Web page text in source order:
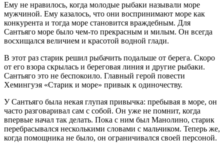
Ему не нравилось, когда молодые рыбаки называли море
мужчиной. Ему казалось, что они воспринимают море как
конкурента и тогда море становится враждебным. Для
Сантьяго море было чем-то прекрасным и милым. Он всегда
восхищался величием и красотой водной глади.
В этот раз старик решил рыбачить подальше от берега. Скоро
от его взора скрылась и береговая линия и другие рыбаки.
Сантьяго это не беспокоило. Главный герой повести
Хемингуэя «Старик и море» привык к одиночеству.
У Сантьяго была некая глупая привычка: пребывая в море, он
часто разговаривал сам с собой. Он уже не помнит, когда
впервые начал так делать. Пока с ним был Манолино, старик
перебрасывался несколькими словами с мальчиком. Теперь же,
когда помощника не было, он ограничивался своей персоной.